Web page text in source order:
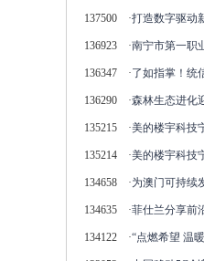
137500 ·打造数字驱动
136923 ·南宁市第一职
136347 ·了如指掌！统
136290 ·森林生态进化
135215 ·美的楼宇科技
135214 ·美的楼宇科技
134658 ·为澳门可持续
134635 ·菲仕兰分享前
134122 ·“点燃希望 温